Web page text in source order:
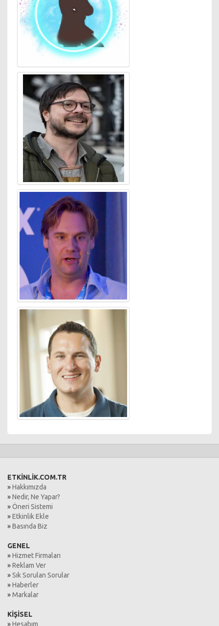
ETKİNLİK.COM.TR
»Hakkımızda
»Nedir, Ne Yapar?
»Öneri Sistemi
»Etkinlik Ekle
»Basında Biz
GENEL
»Hizmet Firmaları
»Reklam Ver
»Sık Sorulan Sorular
»Haberler
»Markalar
KİŞİSEL
»Hesabım